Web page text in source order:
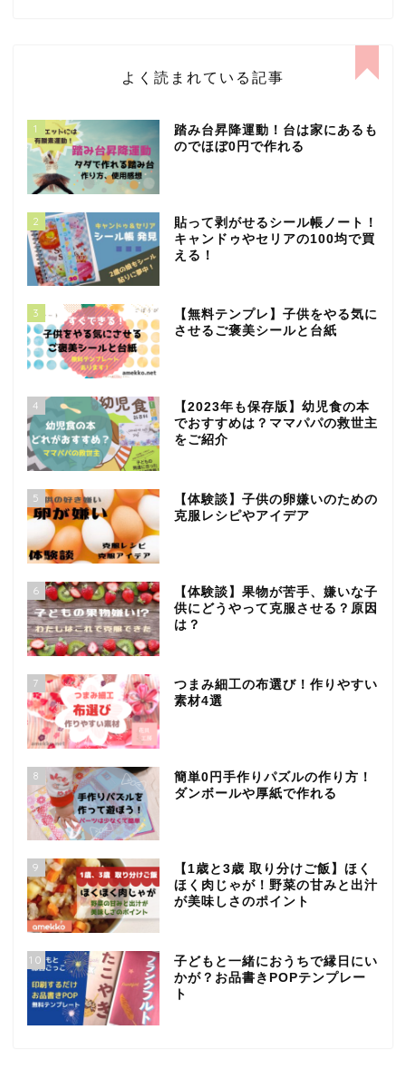
よく読まれている記事
1
踏み台昇降運動！台は家にあるも
のでほぼ0円で作れる
2
貼って剥がせるシール帳ノート！
キャンドゥやセリアの100均で買
える！
3
【無料テンプレ】子供をやる気に
させるご褒美シールと台紙
4
【2023年も保存版】幼児食の本
でおすすめは？ママパパの救世主
をご紹介
5
【体験談】子供の卵嫌いのための
克服レシピやアイデア
6
【体験談】果物が苦手、嫌いな子
供にどうやって克服させる？原因
は？
7
つまみ細工の布選び！作りやすい
素材4選
8
簡単0円手作りパズルの作り方！
ダンボールや厚紙で作れる
9
【1歳と3歳 取り分けご飯】ほく
ほく肉じゃが！野菜の甘みと出汁
が美味しさのポイント
10
子どもと一緒におうちで縁日にい
かが？お品書きPOPテンプレー
ト